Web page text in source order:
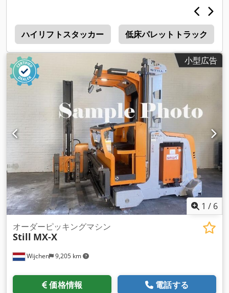
ハイリフトスタッカー 低床パレットトラック
小型広告
1 / 6
Wijchen 9,205 km
オーダーピッキングマシン
Still MX-X
価格情報 電話する